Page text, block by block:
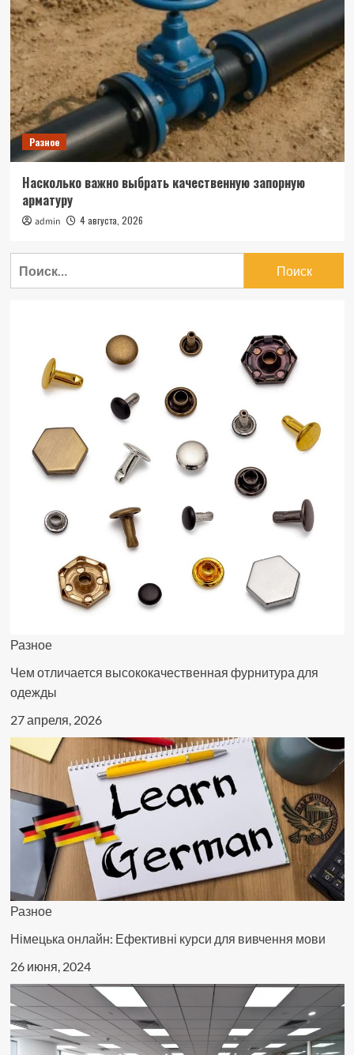
Разное
Насколько важно выбрать качественную запорную
арматуру
admin 4 августа, 2026
Разное
Чем отличается высококачественная фурнитура для
одежды
27 апреля, 2026
Разное
Німецька онлайн: Ефективні курси для вивчення мови
26 июня, 2024